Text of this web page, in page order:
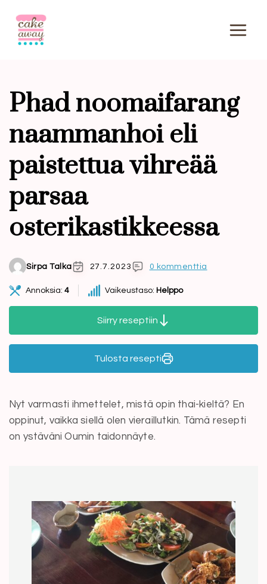
sisältöön
Phad noomaifarang
naammanhoi eli
paistettua vihreää
parsaa
osterikastikkeessa
Sirpa Talka 27.7.2023 0 kommenttia
Annoksia: 4 Vaikeustaso: Helppo
Siirry reseptiin
Tulosta resepti
Nyt varmasti ihmettelet, mistä opin thai-kieltä? En
oppinut, vaikka siellä olen vieraillutkin. Tämä resepti
on ystäväni Oumin taidonnäyte.